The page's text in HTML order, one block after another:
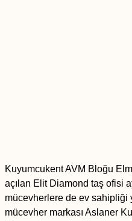
Kuyumcukent AVM Bloğu
açılan Elit Diamond taş ofisi
mücevherlere de ev sahipliği
mücevher markası Aslaner